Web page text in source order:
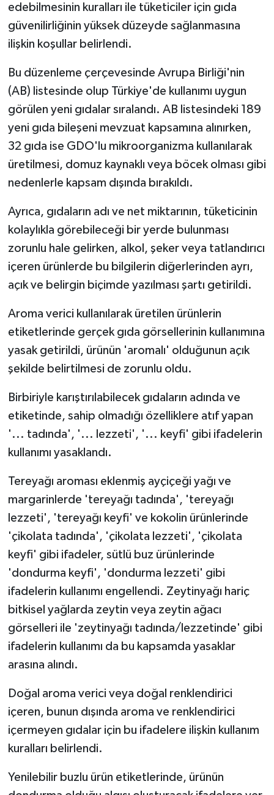
edebilmesinin kuralları ile tüketiciler için gıda
güvenilirliğinin yüksek düzeyde sağlanmasına
ilişkin koşullar belirlendi.
Bu düzenleme çerçevesinde Avrupa Birliği'nin
(AB) listesinde olup Türkiye'de kullanımı uygun
görülen yeni gıdalar sıralandı. AB listesindeki 189
yeni gıda bileşeni mevzuat kapsamına alınırken,
32 gıda ise GDO'lu mikroorganizma kullanılarak
üretilmesi, domuz kaynaklı veya böcek olması gibi
nedenlerle kapsam dışında bırakıldı.
Ayrıca, gıdaların adı ve net miktarının, tüketicinin
kolaylıkla görebileceği bir yerde bulunması
zorunlu hale gelirken, alkol, şeker veya tatlandırıcı
içeren ürünlerde bu bilgilerin diğerlerinden ayrı,
açık ve belirgin biçimde yazılması şartı getirildi.
Aroma verici kullanılarak üretilen ürünlerin
etiketlerinde gerçek gıda görsellerinin kullanımına
yasak getirildi, ürünün 'aromalı' olduğunun açık
şekilde belirtilmesi de zorunlu oldu.
Birbiriyle karıştırılabilecek gıdaların adında ve
etiketinde, sahip olmadığı özelliklere atıf yapan
'... tadında', '... lezzeti', '... keyfi' gibi ifadelerin
kullanımı yasaklandı.
Tereyağı aroması eklenmiş ayçiçeği yağı ve
margarinlerde 'tereyağı tadında', 'tereyağı
lezzeti', 'tereyağı keyfi' ve kokolin ürünlerinde
'çikolata tadında', 'çikolata lezzeti', 'çikolata
keyfi' gibi ifadeler, sütlü buz ürünlerinde
'dondurma keyfi', 'dondurma lezzeti' gibi
ifadelerin kullanımı engellendi. Zeytinyağı hariç
bitkisel yağlarda zeytin veya zeytin ağacı
görselleri ile 'zeytinyağı tadında/lezzetinde' gibi
ifadelerin kullanımı da bu kapsamda yasaklar
arasına alındı.
Doğal aroma verici veya doğal renklendirici
içeren, bunun dışında aroma ve renklendirici
içermeyen gıdalar için bu ifadelere ilişkin kullanım
kuralları belirlendi.
Yenilebilir buzlu ürün etiketlerinde, ürünün